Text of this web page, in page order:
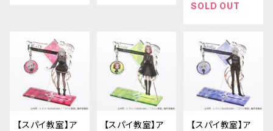
SOLD OUT
【スパイ教室】ア
【スパイ教室】ア
【スパイ教室】ア